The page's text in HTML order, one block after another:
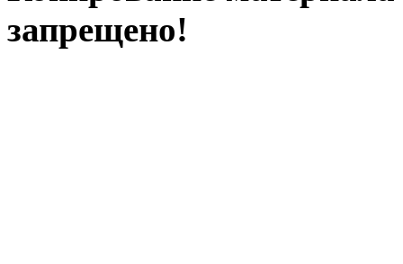
запрещено!